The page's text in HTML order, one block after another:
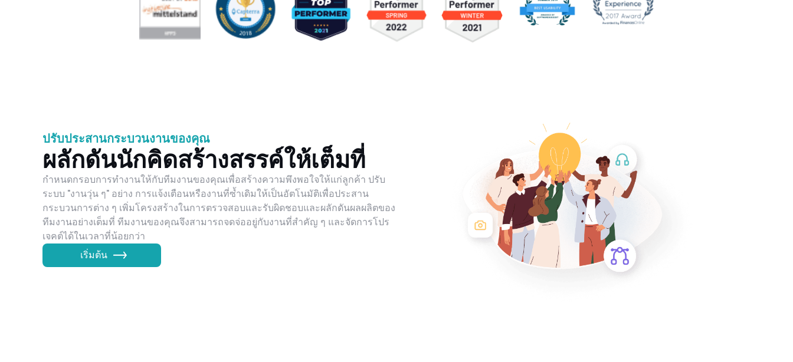
ปรับประสานกระบวนงานของคุณ
ผลักดันนักคิดสร้างสรรค์ให้เต็มที่
กำหนดกรอบการทำงานให้กับทีมงานของคุณเพื่อสร้างความพึงพอใจให้แก่ลูกค้า ปรับ
ระบบ "งานวุ่น ๆ" อย่าง การแจ้งเตือนหรืองานที่ซ้ำเดิมให้เป็นอัตโนมัติเพื่อประสาน
กระบวนการต่าง ๆ เพิ่มโครงสร้างในการตรวจสอบและรับผิดชอบและผลักดันผลผลิตของ
ทีมงานอย่างเต็มที่ ทีมงานของคุณจึงสามารถจดจ่ออยู่กับงานที่สำคัญ ๆ และจัดการโปร
เจคต์ได้ในเวลาที่น้อยกว่า
เริ่มต้น